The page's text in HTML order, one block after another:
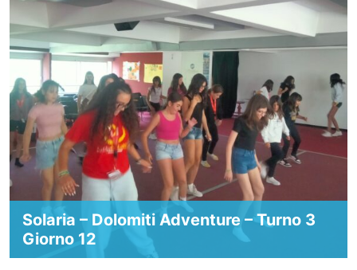
Solaria – Dolomiti Adventure – Turno 3
Giorno 12